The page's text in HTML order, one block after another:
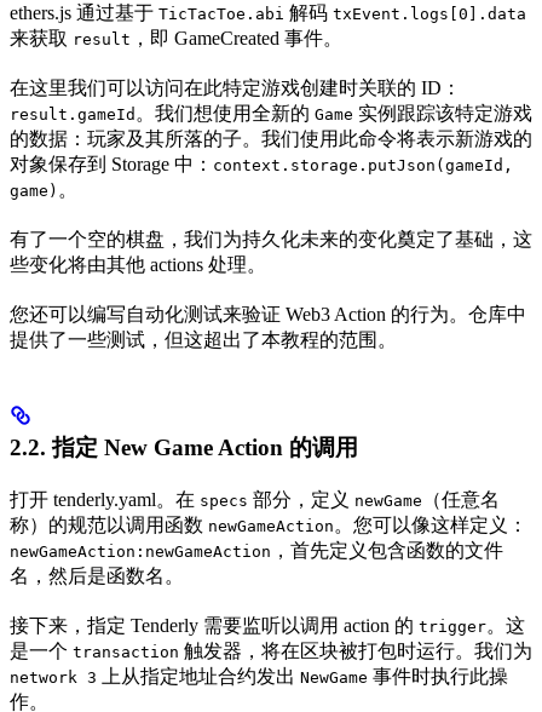
ethers.js 通过基于 TicTacToe.abi 解码 txEvent.logs[0].data
来获取 result ，即 GameCreated 事件。
在这里我们可以访问在此特定游戏创建时关联的 ID：
result.gameId 。我们想使用全新的 Game 实例跟踪该特定游戏
的数据：玩家及其所落的子。我们使用此命令将表示新游戏的
对象保存到 Storage 中： context.storage.putJson(gameId,
game) 。
有了一个空的棋盘，我们为持久化未来的变化奠定了基础，这
些变化将由其他 actions 处理。
您还可以编写自动化测试来验证 Web3 Action 的行为。仓库中
提供了一些测试，但这超出了本教程的范围。
2.2. 指定 New Game Action 的调用
打开 tenderly.yaml。在 specs 部分，定义 newGame
（任意名
称）的规范以调用函数 newGameAction 。您可以像这样定义：
newGameAction:newGameAction ，首先定义包含函数的文件
名，然后是函数名。
接下来，指定 Tenderly 需要监听以调用 action 的 trigger。这
是一个 transaction 触发器，将在区块被打包时运行。我们为
network 3 上从指定地址合约发出 NewGame 事件时执行此操
作。